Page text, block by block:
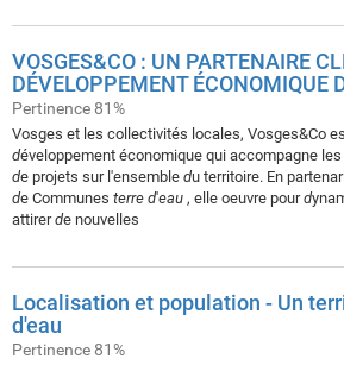
VOSGES&CO : UN PARTENAIRE
DÉVELOPPEMENT ÉCONOMIQUE
Pertinence 81%
Vosges et les collectivités locales, Vosges&Co
développement économique qui accompagne
de projets sur l'ensemble du territoire. En
de Communes terre d'eau , elle oeuvre pourd
attirerde nouvelles
Localisation et population - Un
d'eau
Pertinence 81%